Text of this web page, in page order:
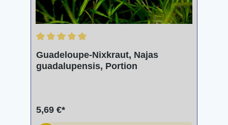
Guadeloupe-Nixkraut, Najas
guadalupensis, Portion
5,69 €*